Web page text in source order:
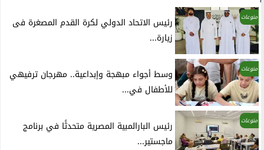
منوعات
رئيس الاتحاد الدولي لكرة القدم المصغرة فى
زيارة...
منوعات
وسط أجواء مبهجة وإبداعية.. مهرجان ترفيهي
للأطفال في...
منوعات
رئيس البارالمبية المصرية متحدثًا في برنامج
ماجستير...